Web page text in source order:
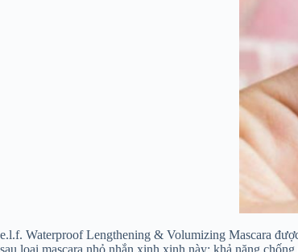
e.l.f. Waterproof Lengthening & Volumizing Mascara
sau loại mascara nhỏ nhắn xinh xinh này: khả năng